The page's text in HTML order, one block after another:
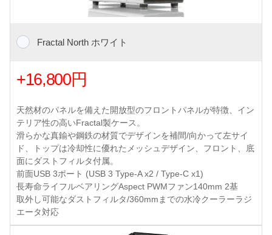
Fractal North ホワイト
+16,800円
天然材のパネルを備えた開放型のフロントパネルが特徴、イン
テリア性の高いFractal製ケース。
滑らかな真鍮や鋼鉄の材質でデザインを補間/向かって左サイ
ド、トップは冷却性に優れたメッシュデザイン、フロント、底
面にダストフィルタ付属。
前面USB 3ポート (USB 3 Type-A x2 / Type-C x1)
長寿命ライフルベアリングAspect PWMファン140mm 2基
取外し可能なダストフィルタ/360mmまでの水冷クーラーラジ
エータ対応